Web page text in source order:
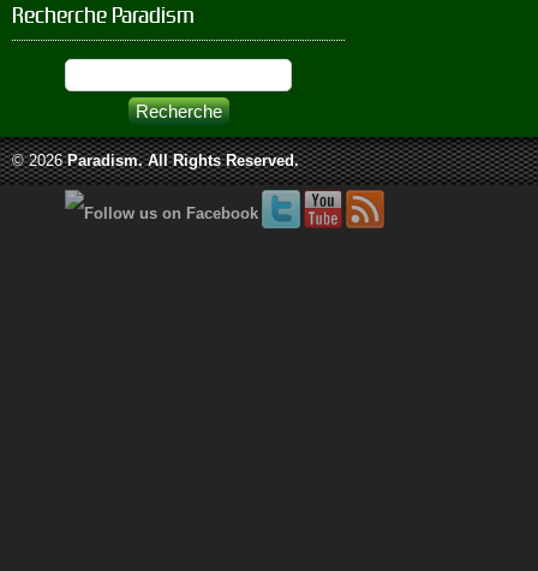
Recherche Paradism
© 2026 Paradism. All Rights Reserved.